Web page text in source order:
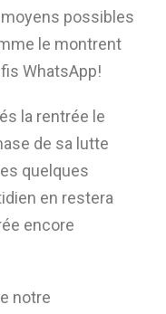
possibles
le montrent
WhatsApp!
la rentrée le
de sa lutte
quelques
en restera
encore
notre